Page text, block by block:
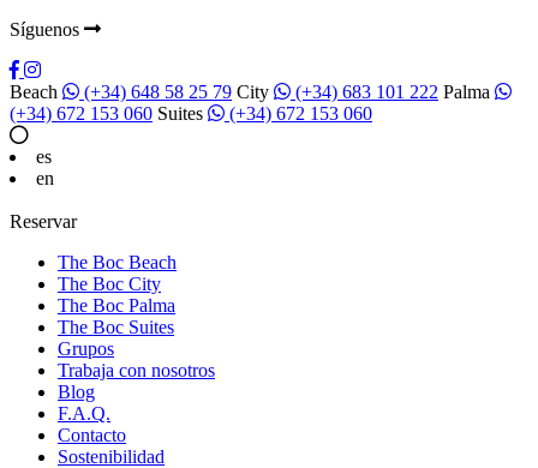
Síguenos
Beach (+34) 648 58 25 79 City (+34) 683 101 222 Palma
(+34) 672 153 060 Suites (+34) 672 153 060
es
en
Reservar
The Boc Beach
The Boc City
The Boc Palma
The Boc Suites
Grupos
Trabaja con nosotros
Blog
F.A.Q.
Contacto
Sostenibilidad